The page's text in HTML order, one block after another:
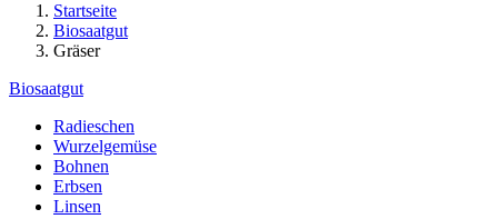
Startseite
Biosaatgut
Gräser
Biosaatgut
Radieschen
Wurzelgemüse
Bohnen
Erbsen
Linsen